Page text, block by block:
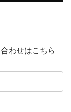
わせはこちら